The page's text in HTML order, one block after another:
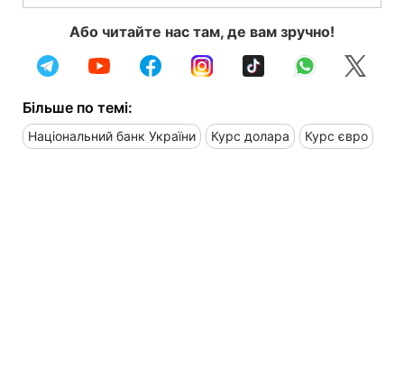
Або читайте нас там, де вам зручно!
Більше по темі:
Національний банк України Курс долара Курс євро